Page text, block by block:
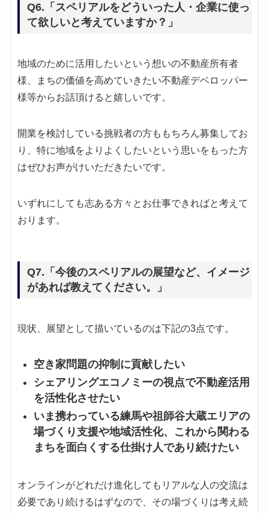
Q6.「スペリアルをどういった人・企業に使っ
て欲しいと考えていますか？」
地域のために活用したいという想いの不動産所有者
様、まちの価値を高めていきたい不動産デベロッパー
様等からお話頂けると嬉しいです。
開業を検討している挑戦者の方ももちろん募集してお
り、特に地域をよりよくしたいという思いをもった方
はぜひお声がけいただきたいです。
いずれにしても志ある方々とお仕事できればと考えて
おります。
Q7.「今後のスペリアルの展望など、イメージ
があれば教えてください。」
現状、展望として描いているのは下記の3点です。
空き家問題の抑制に貢献したい
シェアリングエコノミーの視点で不動産活用
を活性化させたい
いま携わっている練馬や祖師谷大蔵エリアの
場づくり支援や地域活性化、これから関わる
まちを面白くする仕掛け人であり続けたい
オンラインがどれだけ進化してもリアルな人の交流は
必要であり続けるはずなので、その場づくりは考え続